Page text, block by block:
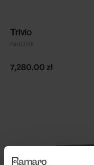
Trivio
narożnik
7,280.00 zł